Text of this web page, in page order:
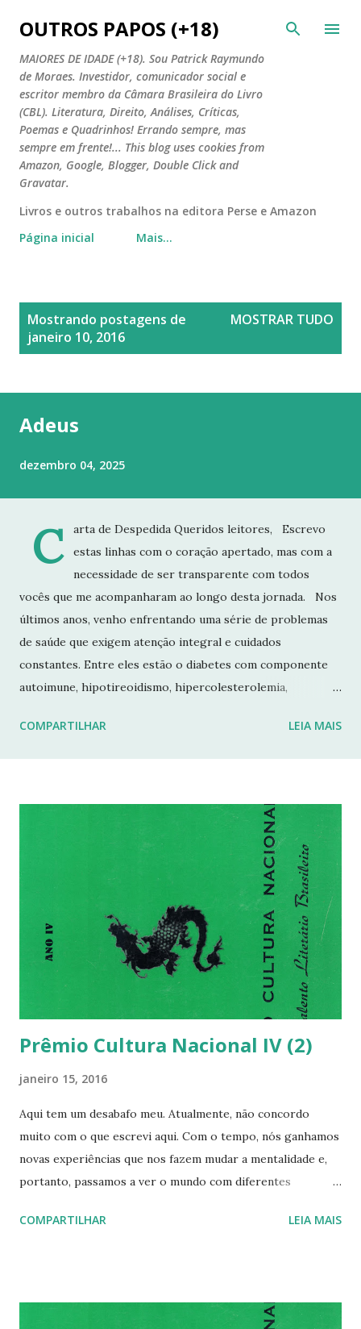
Pular para o conteúdo principal
OUTROS PAPOS (+18)
MAIORES DE IDADE (+18). Sou Patrick Raymundo
de Moraes. Investidor, comunicador social e
escritor membro da Câmara Brasileira do Livro
(CBL). Literatura, Direito, Análises, Críticas,
Poemas e Quadrinhos! Errando sempre, mas
sempre em frente!... This blog uses cookies from
Amazon, Google, Blogger, Double Click and
Gravatar.
Livros e outros trabalhos na editora Perse e Amazon
Página inicial
Mais…
Mostrando postagens de
janeiro 10, 2016
MOSTRAR TUDO
Adeus
dezembro 04, 2025
C
arta de Despedida Queridos leitores, Escrevo
estas linhas com o coração apertado, mas com a
necessidade de ser transparente com todos
vocês que me acompanharam ao longo desta jornada. Nos
últimos anos, venho enfrentando uma série de problemas
de saúde que exigem atenção integral e cuidados
constantes. Entre eles estão o diabetes com componente
autoimune, hipotireoidismo, hipercolesterolemia,
fraturas. Esses desafios têm impactado profundamente
Não posso garantir quando — ou se — retornarei. Neste
momento, minha prioridade precisa ser cuidar da minha
saúde e buscar qualidade de vida dentro das limitações que
enfrento. Quero agradecer imensamente a cada um de
vocês que esteve comigo, que leu, comentou, compartilho...
COMPARTILHAR LEIA MAIS
Prêmio Cultura Nacional IV (2)
janeiro 15, 2016
Aqui tem um desabafo meu. Atualmente, não concordo
muito com o que escrevi aqui. Com o tempo, nós ganhamos
novas experiências que nos fazem mudar a mentalidade e,
portanto, passamos a ver o mundo com diferentes
aproxima-se um pouco do "Diamante em Cinzas" do ano
sabedoria não necessitam de diploma. De fato, existem
COMPARTILHAR LEIA MAIS